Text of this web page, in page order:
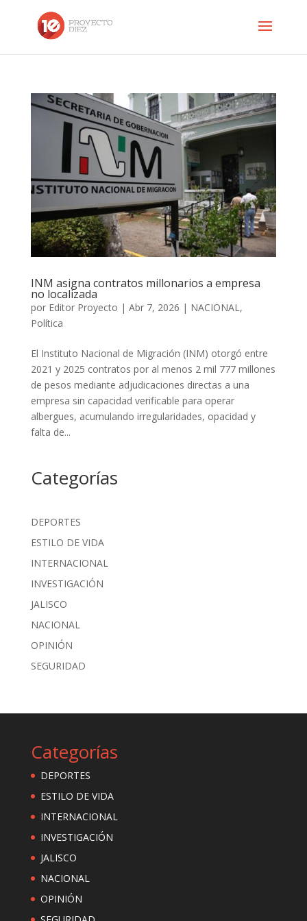
INM asigna contratos millonarios a empresa
no localizada
por Editor Proyecto | Abr 7, 2026 | NACIONAL,
Política
El Instituto Nacional de Migración (INM) otorgó entre
2021 y 2025 contratos por al menos 2 mil 777 millones
de pesos mediante adjudicaciones directas a una
empresa sin capacidad verificable para operar
albergues, acumulando irregularidades, opacidad y
falta de...
Categorías
DEPORTES
ESTILO DE VIDA
INTERNACIONAL
INVESTIGACIÓN
JALISCO
NACIONAL
OPINIÓN
SEGURIDAD
Categorías
DEPORTES
ESTILO DE VIDA
INTERNACIONAL
INVESTIGACIÓN
JALISCO
NACIONAL
OPINIÓN